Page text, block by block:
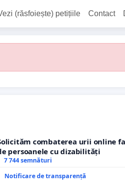
(răsfoiește) petițiile Contact
combaterea urii online
persoanele cu dizabilități
7 744 semnături
Notificare de transparență